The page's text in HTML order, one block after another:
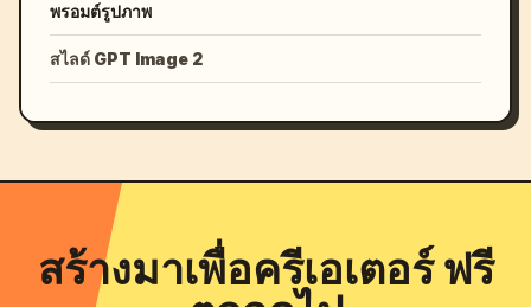
พรอมต์รูปภาพ
สไลด์ GPT Image 2
สร้างมาเพื่อครีเอเตอร์ ฟรี